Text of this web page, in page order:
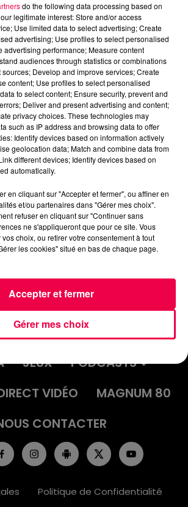
UJUC.mp3
CHANSON #608 -
LELOUP
INFOS
EMISSIONS
JEUX
PODCASTS
VIDÉO
MAGNUM 80
CONTACTER
Politique de Confidentialité
do the following data processing based on
legitimate interest: Store and/or access
Use limited data to select advertising; Create
advertising; Use profiles to select personalised
advertising performance; Measure content
audiences through statistics or combinations
sources; Develop and improve services; Create
content; Use profiles to select personalised
to select content; Ensure security, prevent and
Deliver and present advertising and content;
privacy choices. These technologies may
such as IP address and browsing data to offer
Identify devices based on information actively
geolocation data; Match and combine data from
different devices; Identify devices based on
automatically.
en cliquant sur "Accepter et fermer", ou affiner en
et/ou partenaires dans "Gérer mes choix".
refuser en cliquant sur "Continuer sans
ne s'appliqueront que pour ce site. Vous
choix, ou retirer votre consentement à tout
les cookies" situé en bas de chaque page.
Gérer mes choix
Accepter et fermer